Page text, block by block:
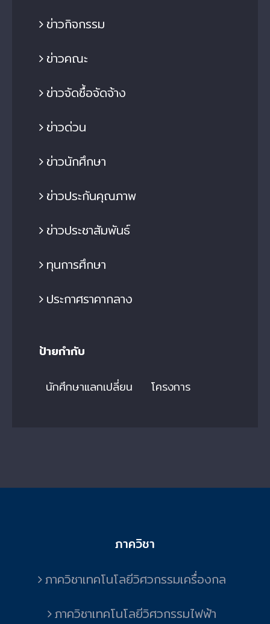
ข่าวกิจกรรม
ข่าวคณะ
ข่าวจัดซื้อจัดจ้าง
ข่าวด่วน
ข่าวนักศึกษา
ข่าวประกันคุณภาพ
ข่าวประชาสัมพันธ์
ทุนการศึกษา
ประกาศราคากลาง
ป้ายกำกับ
นักศึกษาแลกเปลี่ยน โครงการ
ภาควิชา
ภาควิชาเทคโนโลยีวิศวกรรมเครื่องกล
ภาควิชาเทคโนโลยีวิศวกรรมไฟฟ้า